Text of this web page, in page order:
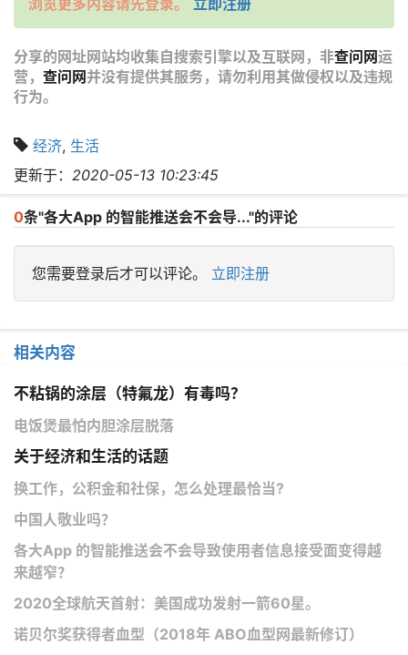
浏览更多内容请先登录。 立即注册
分享的网址网站均收集自搜索引擎以及互联网，非查问网运
营， 查问网并没有提供其服务，请勿利用其做侵权以及违规
行为。
经济, 生活
更新于： 2020-05-13 10:23:45
0条"各大App 的智能推送会不会导..."的评论
您需要登录后才可以评论。 立即注册
相关内容
不粘锅的涂层（特氟龙）有毒吗？
电饭煲最怕内胆涂层脱落
关于经济和生活的话题
换工作，公积金和社保，怎么处理最恰当?
中国人敬业吗？
各大App 的智能推送会不会导致使用者信息接受面变得越
来越窄？
2020全球航天首射：美国成功发射一箭60星。
诺贝尔奖获得者血型（2018年 ABO血型网最新修订）